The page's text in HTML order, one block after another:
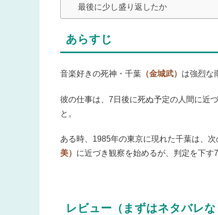
最後に少し盛り返したか
あらすじ
音楽好きの死神・千葉 （金城武） は強烈な
彼の仕事は、7日後に死ぬ予定の人間に近
と。
ある時、1985年の東京に現れた千葉は、
美） に近づき観察を始めるが、判定を下す
レビュー（まずはネタバレな